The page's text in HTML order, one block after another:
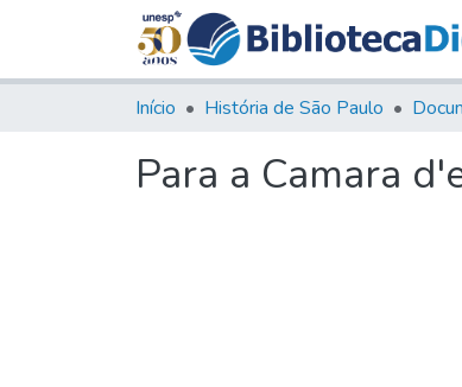
Início História de São Paulo
Para a Camara